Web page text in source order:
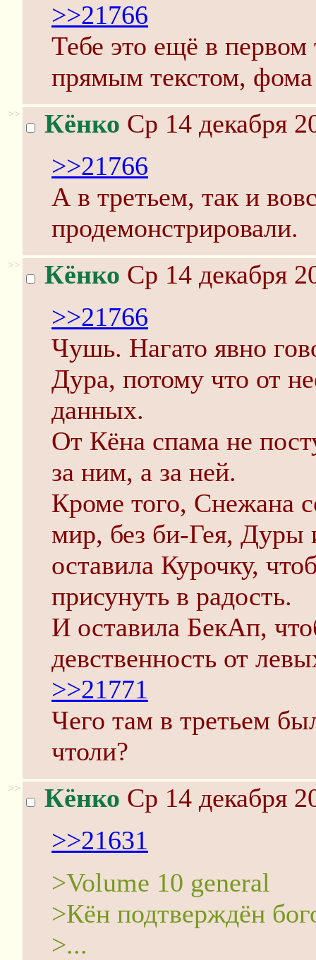
>>21766
Тебе это ещё в первом
прямым текстом,
>> Кёнко Ср 14 декабря
>>21766
А в третьем, так и
продемонстрировали.
>> Кёнко Ср 14 декабря
>>21766
Чушь. Нагато явно
Дура, потому что от
данных.
От Кёна спама не
за ним, а за ней.
Кроме того, Снежана
мир, без би-Гея, Дуры
оставила Курочку,
присунуть в радость.
И оставила БекАп,
девственность от
>>21771
Чего там в третьем
чтоли?
>> Кёнко Ср 14 декабря
>>21631
>Volume 10 general
>Кён подтверждён
>...